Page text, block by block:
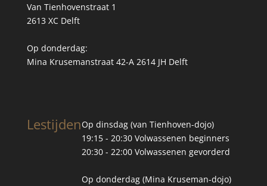
Van Tienhovenstraat 1
2613 XC Delft
Op donderdag:
Mina Krusemanstraat 42-A 2614 JH Delft
LestijdenOp dinsdag (van Tienhoven-dojo)
19:15 - 20:30 Volwassenen beginners
20:30 - 22:00 Volwassenen gevorderd
Op donderdag (Mina Kruseman-dojo)